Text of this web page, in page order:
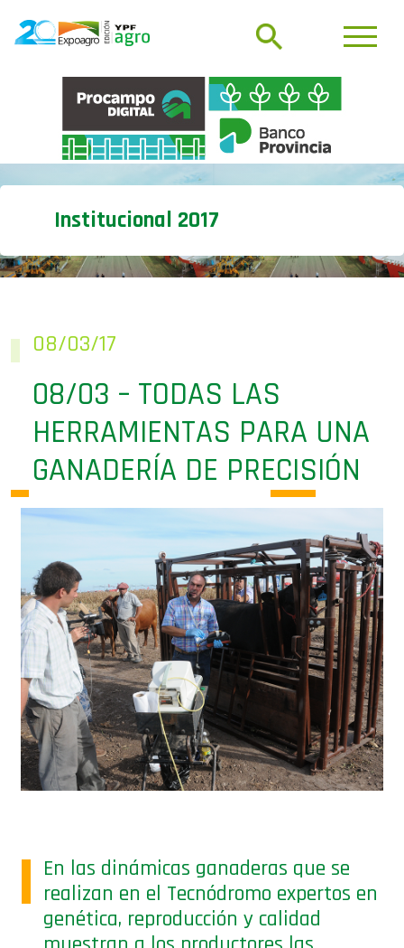
Institucional 2017
08/03/17
08/03 – TODAS LAS
HERRAMIENTAS PARA UNA
GANADERÍA DE PRECISIÓN
En las dinámicas ganaderas que se
realizan en el Tecnódromo expertos en
genética, reproducción y calidad